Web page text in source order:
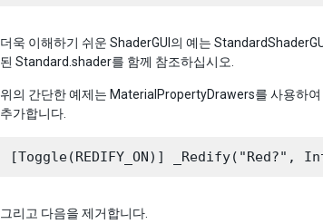
더욱 이해하기 쉬운 ShaderGUI의 예는
된 Standard.shader를 함께 참조하십시오.
위의 간단한 예제는 MaterialPropertyDrawers를 사용하
추가합니다.
그리고 다음을 제거합니다.